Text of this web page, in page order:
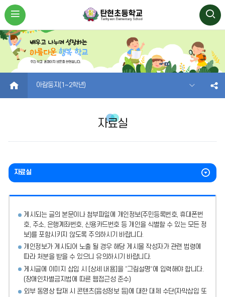
HOME 아람둥지(1~2학년)
자료실
자료실
게시되는 글의 본문이나 첨부파일에
개인정보(주민등록번호, 휴대폰번
호, 주소, 은행계좌번호, 신용카드번호 등 개인을 식별할 수 있는 모든 정
보)를 포함시키지 않도록 주의하시기 바랍니다.
개인정보가 게시되어 노출 될 경우 해당 게시물 작성자가 관련 법령에
따라 처분을 받을 수 있으니 유의하시기 바랍니다.
게시글에 이미지 삽입 시 [상세 내용]을 “그림설명”에 입력해야 합니다.
(장애인차별금지법에 따른 웹접근성 준수)
외부 동영상 탑재 시 콘텐츠(음성정보 등)에 대한 대체 수단(자막삽입 또